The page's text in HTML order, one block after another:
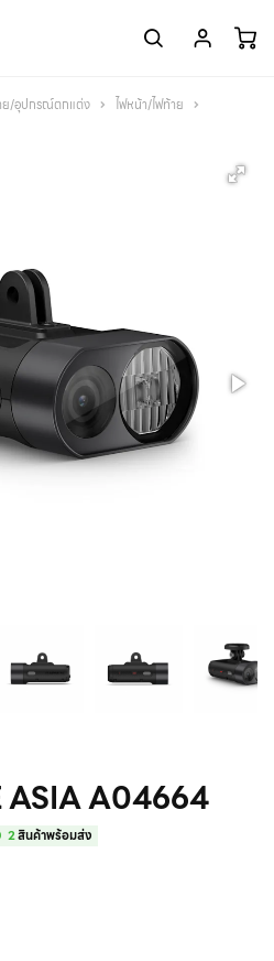
ย/อุปกรณ์ตกแต่ง
ไฟหน้า/ไฟท้าย
ASIA A04664
2สินค้าพร้อมส่ง